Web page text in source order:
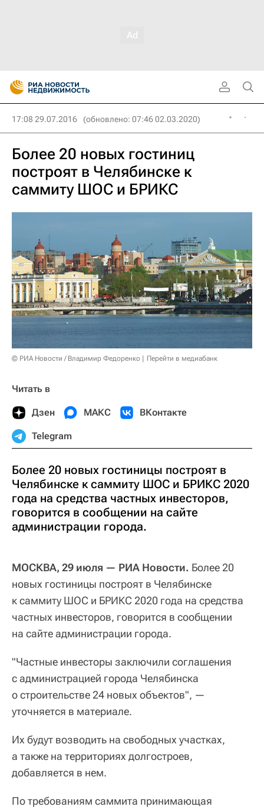
17:08 29.07.2016 (обновлено: 07:46 02.03.2020)
Более 20 новых гостиниц
построят в Челябинске к
саммиту ШОС и БРИКС
© РИА Новости / Владимир Федоренко Перейти в медиабанк
Читать в
Дзен МАКС ВКонтакте
Telegram
Более 20 новых гостиницы построят в
Челябинске к саммиту ШОС и БРИКС 2020
года на средства частных инвесторов,
говорится в сообщении на сайте
администрации города.
МОСКВА, 29 июля — РИА Новости. Более 20
новых гостиницы построят в Челябинске
к саммиту ШОС и БРИКС 2020 года на средства
частных инвесторов, говорится в сообщении
на сайте администрации города.
"Частные инвесторы заключили соглашения
с администрацией города Челябинска
о строительстве 24 новых объектов", —
уточняется в материале.
Их будут возводить на свободных участках,
а также на территориях долгостроев,
добавляется в нем.
По требованиям саммита принимающая